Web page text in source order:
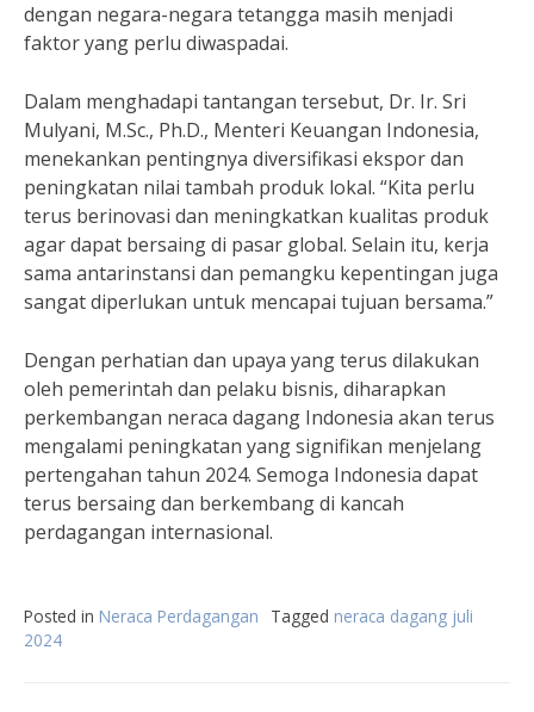
dengan negara-negara tetangga masih menjadi
faktor yang perlu diwaspadai.
Dalam menghadapi tantangan tersebut, Dr. Ir. Sri
Mulyani, M.Sc., Ph.D., Menteri Keuangan Indonesia,
menekankan pentingnya diversifikasi ekspor dan
peningkatan nilai tambah produk lokal. “Kita perlu
terus berinovasi dan meningkatkan kualitas produk
agar dapat bersaing di pasar global. Selain itu, kerja
sama antarinstansi dan pemangku kepentingan juga
sangat diperlukan untuk mencapai tujuan bersama.”
Dengan perhatian dan upaya yang terus dilakukan
oleh pemerintah dan pelaku bisnis, diharapkan
perkembangan neraca dagang Indonesia akan terus
mengalami peningkatan yang signifikan menjelang
pertengahan tahun 2024. Semoga Indonesia dapat
terus bersaing dan berkembang di kancah
perdagangan internasional.
Posted in Neraca Perdagangan Tagged neraca dagang juli
2024